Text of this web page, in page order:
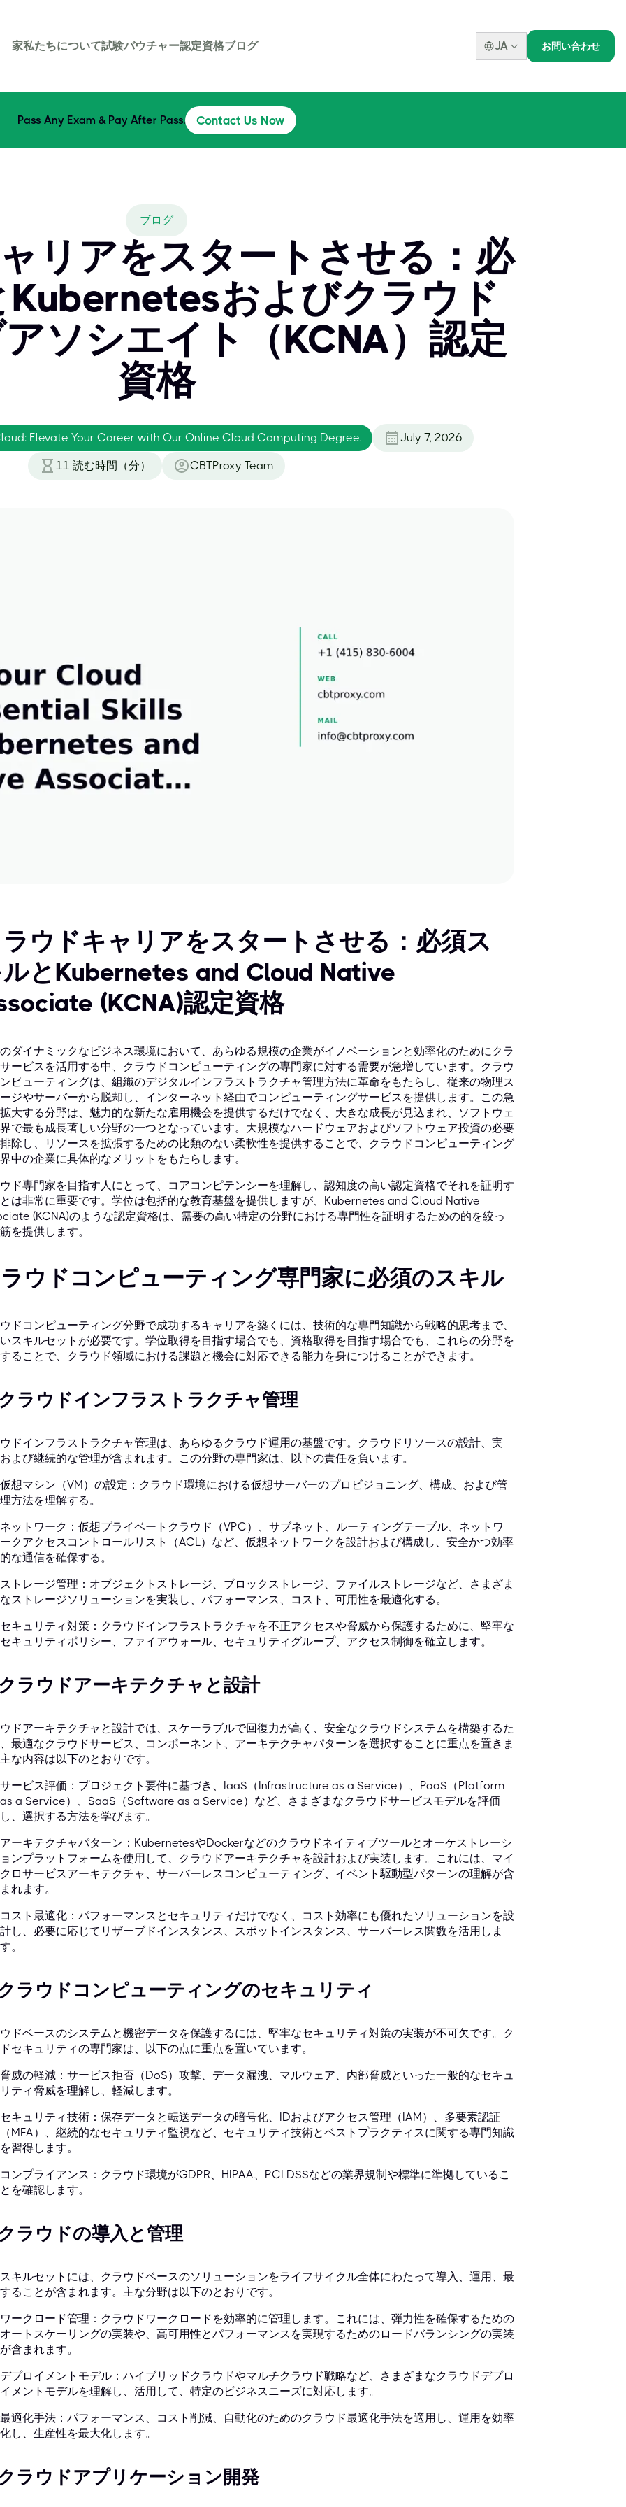
家私たちについて試験バウチャー認定資格ブログ JA お問い合わせ
Pass Any Exam & Pay After Pass. Contact Us Now
ブログ
リアをスタートさせる：必
Kubernetesおよびクラウド
ソシエイト（KCNA）認定
資格
Elevate Your Career with Our Online Cloud Computing Degree. July 7, 2026
11 読む時間（分） CBTProxy Team
ウドキャリアをスタートさせる：必須ス
とKubernetes and Cloud Native
(KCNA)認定資格
ダイナミックなビジネス環境において、あらゆる規模の企業がイノベーションと効率化のためにクラ
ービスを活用する中、クラウドコンピューティングの専門家に対する需要が急増しています。クラウ
ンピューティングは、組織のデジタルインフラストラクチャ管理方法に革命をもたらし、従来の物理ス
ージやサーバーから脱却し、インターネット経由でコンピューティングサービスを提供します。この急
大する分野は、魅力的な新たな雇用機会を提供するだけでなく、大きな成長が見込まれ、ソフトウェ
で最も成長著しい分野の一つとなっています。大規模なハードウェアおよびソフトウェア投資の必要
除し、リソースを拡張するための比類のない柔軟性を提供することで、クラウドコンピューティング
中の企業に具体的なメリットをもたらします。
ド専門家を目指す人にとって、コアコンピテンシーを理解し、認知度の高い認定資格でそれを証明す
は非常に重要です。学位は包括的な教育基盤を提供しますが、Kubernetes and Cloud Native
(KCNA)のような認定資格は、需要の高い特定の分野における専門性を証明するための的を絞っ
を提供します。
ウドコンピューティング専門家に必須のスキル
ドコンピューティング分野で成功するキャリアを築くには、技術的な専門知識から戦略的思考まで、
スキルセットが必要です。学位取得を目指す場合でも、資格取得を目指す場合でも、これらの分野を
ることで、クラウド領域における課題と機会に対応できる能力を身につけることができます。
ラウドインフラストラクチャ管理
ドインフラストラクチャ管理は、あらゆるクラウド運用の基盤です。クラウドリソースの設計、実
よび継続的な管理が含まれます。この分野の専門家は、以下の責任を負います。
仮想マシン（VM）の設定：クラウド環境における仮想サーバーのプロビジョニング、構成、および管
理方法を理解する。
ネットワーク：仮想プライベートクラウド（VPC）、サブネット、ルーティングテーブル、ネットワ
ークアクセスコントロールリスト（ACL）など、仮想ネットワークを設計および構成し、安全かつ効率
的な通信を確保する。
ストレージ管理：オブジェクトストレージ、ブロックストレージ、ファイルストレージなど、さまざま
なストレージソリューションを実装し、パフォーマンス、コスト、可用性を最適化する。
セキュリティ対策：クラウドインフラストラクチャを不正アクセスや脅威から保護するために、堅牢な
セキュリティポリシー、ファイアウォール、セキュリティグループ、アクセス制御を確立します。
ラウドアーキテクチャと設計
ドアーキテクチャと設計では、スケーラブルで回復力が高く、安全なクラウドシステムを構築するた
最適なクラウドサービス、コンポーネント、アーキテクチャパターンを選択することに重点を置きま
な内容は以下のとおりです。
サービス評価：プロジェクト要件に基づき、IaaS（Infrastructure as a Service）、PaaS（Platform
as a Service）、SaaS（Software as a Service）など、さまざまなクラウドサービスモデルを評価
し、選択する方法を学びます。
アーキテクチャパターン：KubernetesやDockerなどのクラウドネイティブツールとオーケストレーシ
ョンプラットフォームを使用して、クラウドアーキテクチャを設計および実装します。これには、マイ
クロサービスアーキテクチャ、サーバーレスコンピューティング、イベント駆動型パターンの理解が含
まれます。
コスト最適化：パフォーマンスとセキュリティだけでなく、コスト効率にも優れたソリューションを設
計し、必要に応じてリザーブドインスタンス、スポットインスタンス、サーバーレス関数を活用しま
す。
ラウドコンピューティングのセキュリティ
ドベースのシステムと機密データを保護するには、堅牢なセキュリティ対策の実装が不可欠です。ク
セキュリティの専門家は、以下の点に重点を置いています。
脅威の軽減：サービス拒否（DoS）攻撃、データ漏洩、マルウェア、内部脅威といった一般的なセキュ
リティ脅威を理解し、軽減します。
セキュリティ技術：保存データと転送データの暗号化、IDおよびアクセス管理（IAM）、多要素認証
（MFA）、継続的なセキュリティ監視など、セキュリティ技術とベストプラクティスに関する専門知識
を習得します。
コンプライアンス：クラウド環境がGDPR、HIPAA、PCI DSSなどの業界規制や標準に準拠しているこ
とを確認します。
ラウドの導入と管理
キルセットには、クラウドベースのソリューションをライフサイクル全体にわたって導入、運用、最
ることが含まれます。主な分野は以下のとおりです。
ワークロード管理：クラウドワークロードを効率的に管理します。これには、弾力性を確保するための
オートスケーリングの実装や、高可用性とパフォーマンスを実現するためのロードバランシングの実装
が含まれます。
デプロイメントモデル：ハイブリッドクラウドやマルチクラウド戦略など、さまざまなクラウドデプロ
イメントモデルを理解し、活用して、特定のビジネスニーズに対応します。
最適化手法：パフォーマンス、コスト削減、自動化のためのクラウド最適化手法を適用し、運用を効率
化し、生産性を最大化します。
ラウドアプリケーション開発